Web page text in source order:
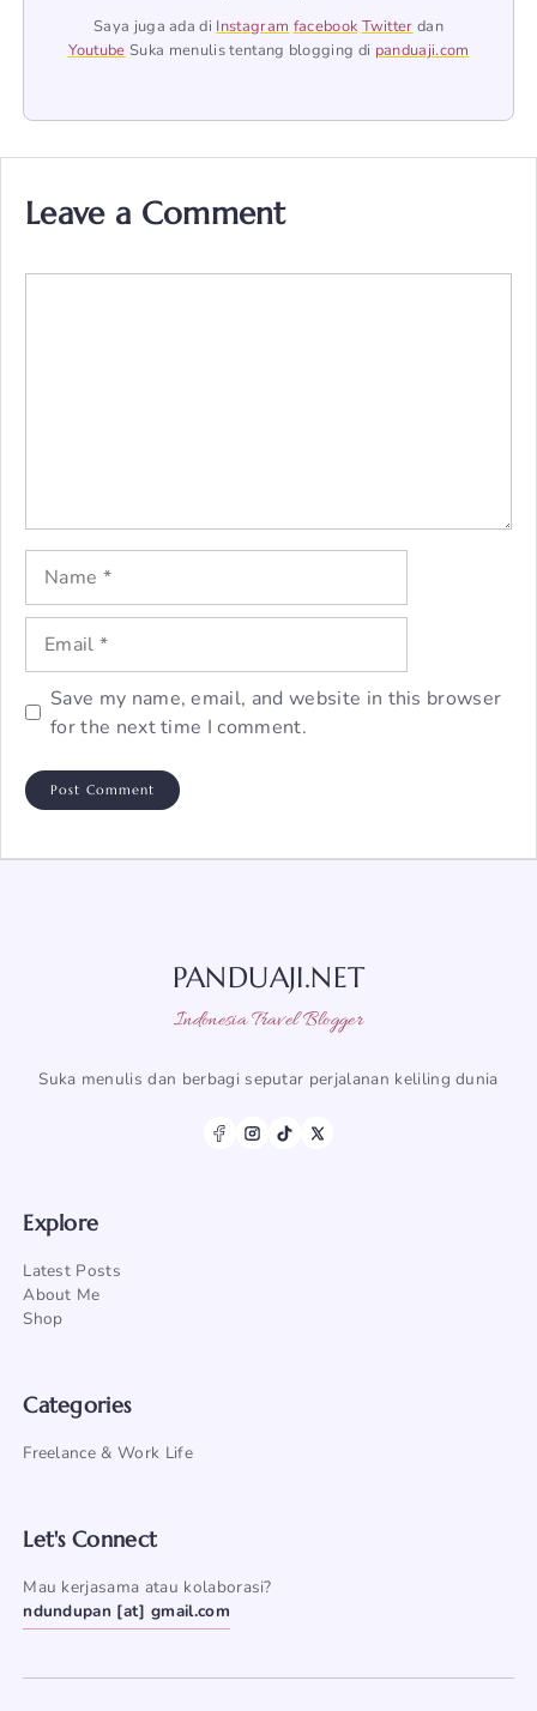
Saya juga ada di Instagram facebook Twitter dan
Youtube Suka menulis tentang blogging di panduaji.com
Leave a Comment
Name
Email
Save my name, email, and website in this browser
for the next time I comment.
PANDUAJI.NET
Indonesia Travel Blogger
Suka menulis dan berbagi seputar perjalanan keliling dunia
Explore
Latest Posts
About Me
Shop
Categories
Freelance & Work Life
Let's Connect
Mau kerjasama atau kolaborasi?
ndundupan [at] gmail.com